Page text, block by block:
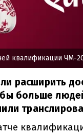
квалификации ЧМ-
расширить
больше